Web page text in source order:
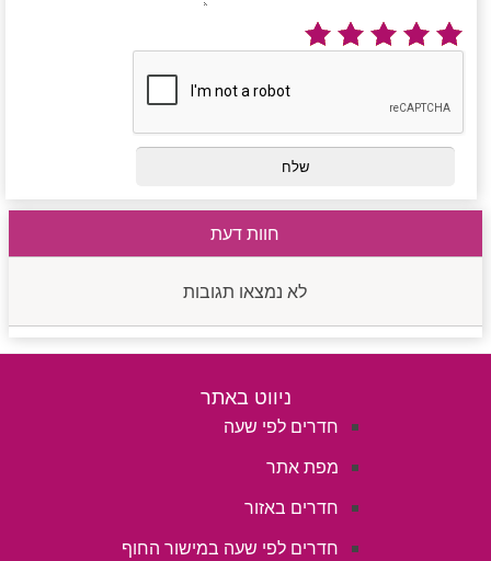
חוות דעת
לא נמצאו תגובות
ניווט באתר
חדרים לפי שעה
מפת אתר
חדרים באזור
חדרים לפי שעה במישור החוף